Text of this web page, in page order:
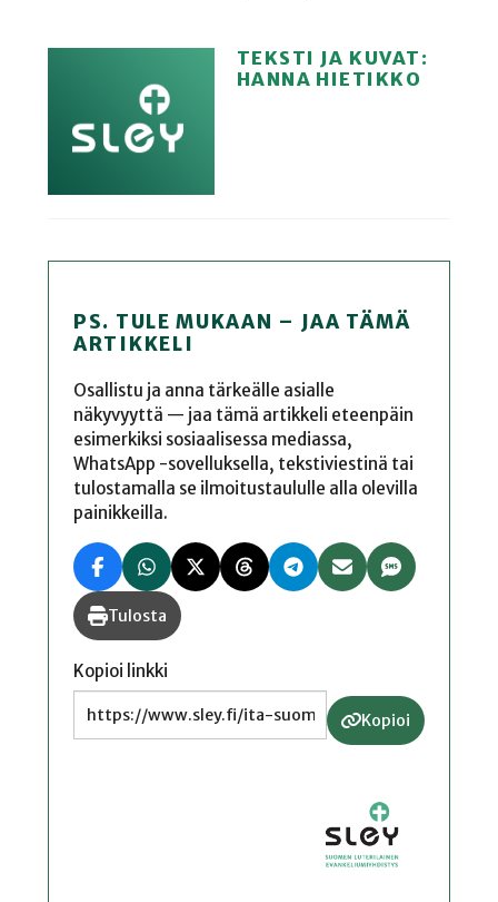
TEKSTI JA KUVAT:
HANNA HIETIKKO
PS. TULE MUKAAN – JAA TÄMÄ
ARTIKKELI
Osallistu ja anna tärkeälle asialle
näkyvyyttä — jaa tämä artikkeli eteenpäin
esimerkiksi sosiaalisessa mediassa,
WhatsApp -sovelluksella, tekstiviestinä tai
tulostamalla se ilmoitustaululle alla olevilla
painikkeilla.
Tulosta
Kopioi linkki
Kopioi